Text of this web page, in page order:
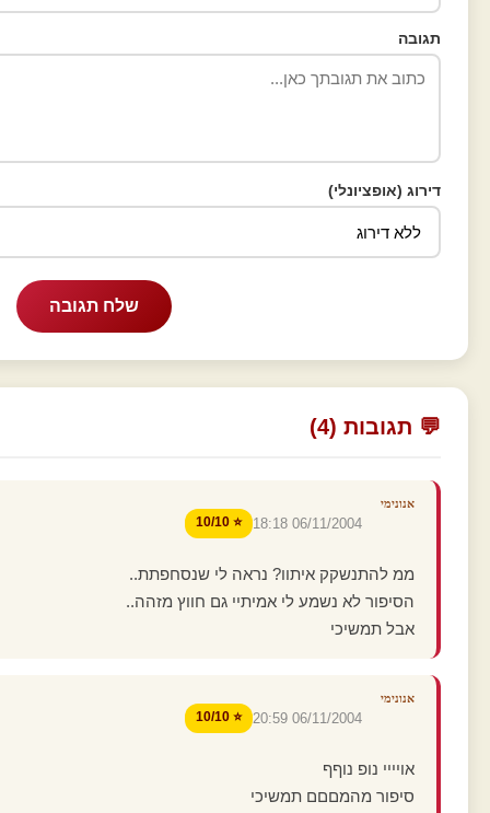
תגובה
דירוג (אופציונלי)
שלח תגובה
💬 תגובות (4)
אנונימי
06/11/2004 18:18
⭐ 10/10
ממ להתנשקק איתוו? נראה לי שנסחפתת..
הסיפור לא נשמע לי אמיתיי גם חווץ מזהה..
אבל תמשיכי
אנונימי
06/11/2004 20:59
⭐ 10/10
אויייי נופ נוףף
סיפור מהמםםם תמשיכי